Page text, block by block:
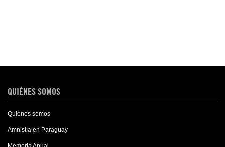
QUIÉNES SOMOS
Quiénes somos
Amnistía en Paraguay